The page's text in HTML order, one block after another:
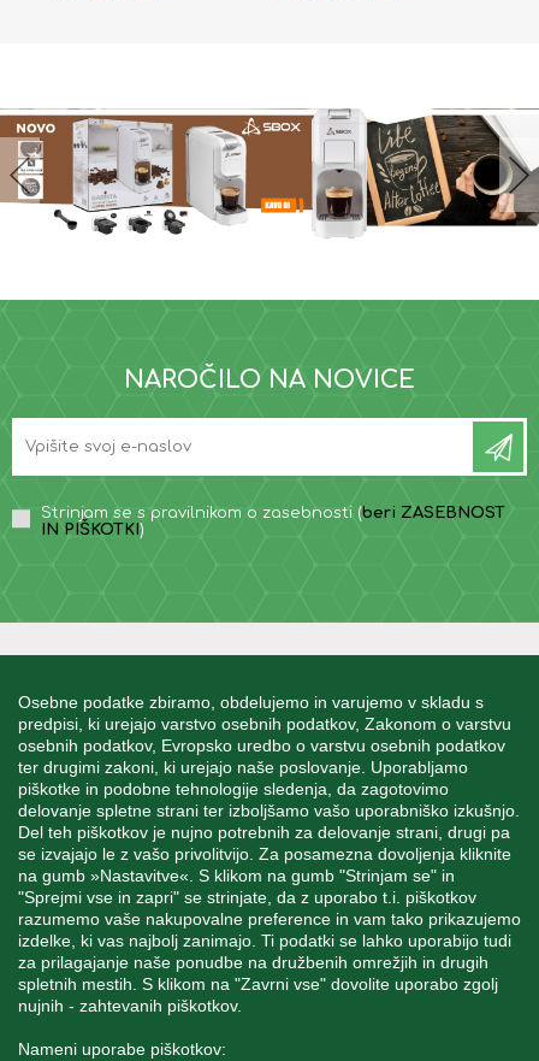
Osebne podatke zbiramo, obdelujemo in varujemo v skladu s
predpisi, ki urejajo varstvo osebnih podatkov, Zakonom o varstvu
osebnih podatkov, Evropsko uredbo o varstvu osebnih podatkov
ter drugimi zakoni, ki urejajo naše poslovanje. Uporabljamo
piškotke in podobne tehnologije sledenja, da zagotovimo
delovanje spletne strani ter izboljšamo vašo uporabniško izkušnjo.
Del teh piškotkov je nujno potrebnih za delovanje strani, drugi pa
se izvajajo le z vašo privolitvijo. Za posamezna dovoljenja kliknite
na gumb »Nastavitve«. S klikom na gumb "Strinjam se" in
"Sprejmi vse in zapri" se strinjate, da z uporabo t.i. piškotkov
razumemo vaše nakupovalne preference in vam tako prikazujemo
izdelke, ki vas najbolj zanimajo. Ti podatki se lahko uporabijo tudi
za prilagajanje naše ponudbe na družbenih omrežjih in drugih
spletnih mestih. S klikom na "Zavrni vse" dovolite uporabo zgolj
nujnih - zahtevanih piškotkov.
Nameni uporabe piškotkov:
NAROČILO NA NOVICE
Strinjam se s pravilnikom o zasebnosti (beri ZASEBNOST
IN PIŠKOTKI )
MOJ RAČUN
STORITEV ZA STRANKE
SPREMLJAJTE NAS